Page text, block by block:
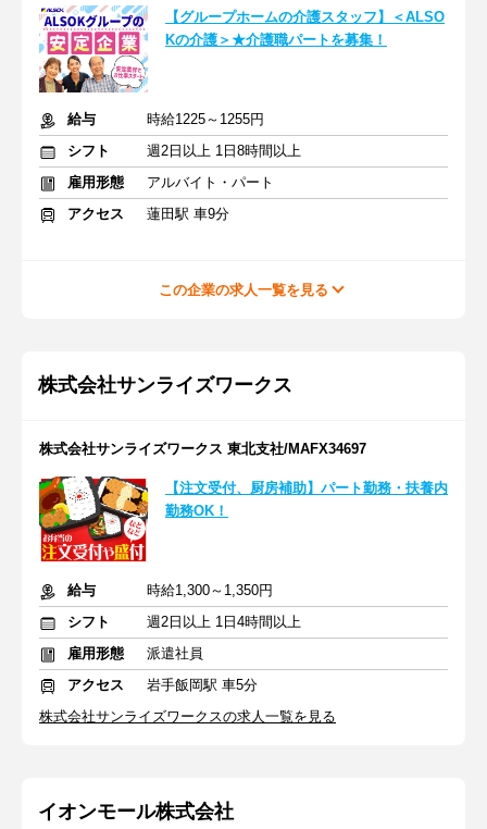
【グループホームの介護スタッフ】＜ALSO
Kの介護＞★介護職パートを募集！
給与
時給1225～1255円
シフト
週2日以上 1日8時間以上
雇用形態
アルバイト・パート
アクセス
蓮田駅 車9分
この企業の求人一覧を見る
株式会社サンライズワークス
株式会社サンライズワークス 東北支社/MAFX34697
【注文受付、厨房補助】パート勤務・扶養内
勤務OK！
給与
時給1,300～1,350円
シフト
週2日以上 1日4時間以上
雇用形態
派遣社員
アクセス
岩手飯岡駅 車5分
株式会社サンライズワークスの求人一覧を見る
イオンモール株式会社